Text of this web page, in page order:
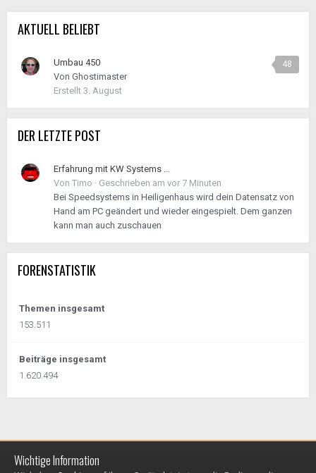
AKTUELL BELIEBT
48
Umbau 450
Von Ghostimaster
Erstellt 3. August
DER LETZTE POST
Erfahrung mit KW Systems ...
Von Timo · Geschrieben am vor 7 Minuten
Bei Speedsystems in Heiligenhaus wird dein Datensatz von
Hand am PC geändert und wieder eingespielt. Dem ganzen
kann man auch zuschauen
FORENSTATISTIK
Themen insgesamt
153.511
Beiträge insgesamt
1.620.494
Impressum / Datenschutzerklärung
Wichtige Information